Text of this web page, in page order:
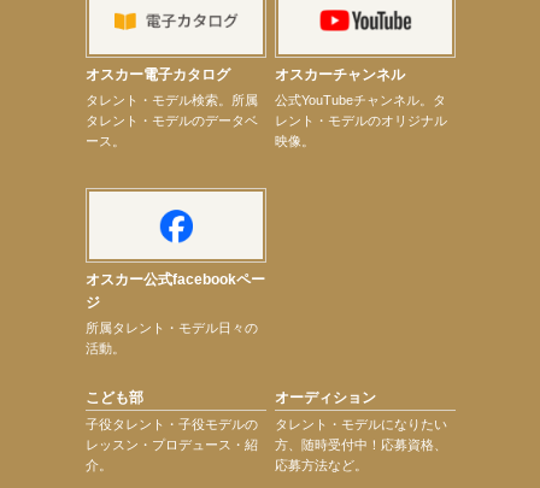
【elfin’】【小倉舞子】8月9日（日）「MxM’s produce event vol.14」に出演決定！
【elfin’】【辻美優】8月28日（金）「辻美優(elfin’)グレイテスト・ショー」に出演決定！
【elfin’】9月27日（日）「Beauty Voice Theater Reboot Vol.3」開催決定！
【本田紗来】「Ray」9月号発売中！
オスカー電子カタログ
タレント・モデル検索。所属
タレント・モデルのデータベ
ース。
オスカーチャンネル
公式YouTubeチャンネル。タ
レント・モデルのオリジナル
映像。
オスカー公式facebookペー
ジ
所属タレント・モデル日々の
活動。
こども部
子役タレント・子役モデルの
レッスン・プロデュース・紹
介。
オーディション
タレント・モデルになりたい
方、随時受付中！応募資格、
応募方法など。